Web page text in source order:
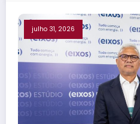
julho 31, 2026